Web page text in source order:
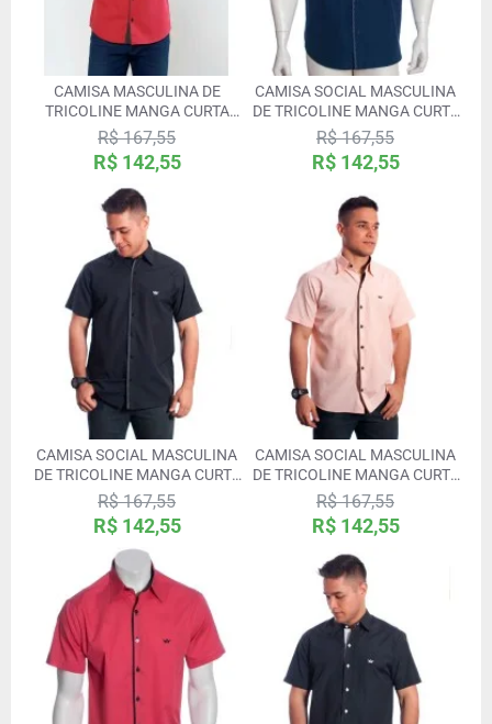
CAMISA MASCULINA DE
TRICOLINE MANGA CURTA
COM DETALHE DE BOLINHA,
VERMELHA
R$ 142,55
R$ 167,55
CAMISA SOCIAL MASCULINA
DE TRICOLINE MANGA CURTA
COM DETALHE NA FRENTE,
MARINHO
R$ 142,55
R$ 167,55
CAMISA SOCIAL MASCULINA
DE TRICOLINE MANGA CURTA
COM DETALHE NA FRENTE,
PRETA
R$ 142,55
R$ 167,55
CAMISA SOCIAL MASCULINA
DE TRICOLINE MANGA CURTA
COM DETALHE NA FRENTE,
SALMÃO
R$ 142,55
R$ 167,55